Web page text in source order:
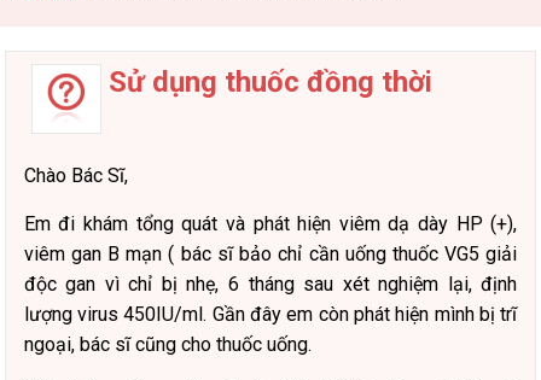
Sử dụng thuốc đồng thời
Chào Bác Sĩ,
Em đi khám tổng quát và phát hiện viêm dạ dày HP (+),
viêm gan B mạn ( bác sĩ bảo chỉ cần uống thuốc VG5 giải
độc gan vì chỉ bị nhẹ, 6 tháng sau xét nghiệm lại, định
lượng virus 450IU/ml. Gần đây em còn phát hiện mình bị trĩ
ngoại, bác sĩ cũng cho thuốc uống.